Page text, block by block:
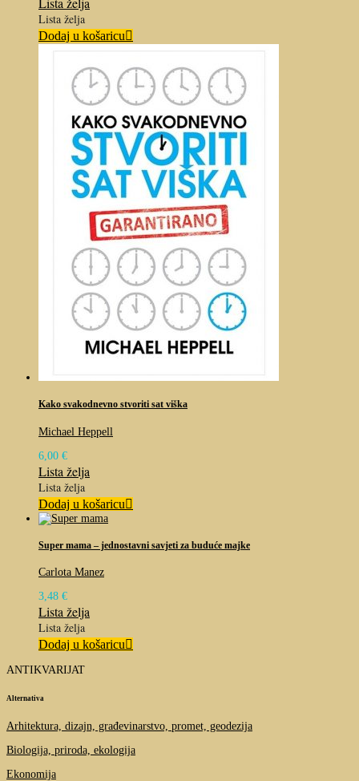
Lista želja
Dodaj u košaricu
Kako svakodnevno stvoriti sat viška
Michael Heppell
6,00 €
Lista želja
Lista želja
Dodaj u košaricu
Super mama – jednostavni savjeti za buduće majke
Carlota Manez
3,48 €
Lista želja
Lista želja
Dodaj u košaricu
ANTIKVARIJAT
Alternativa
Arhitektura, dizajn, građevinarstvo, promet, geodezija
Biologija, priroda, ekologija
Ekonomija